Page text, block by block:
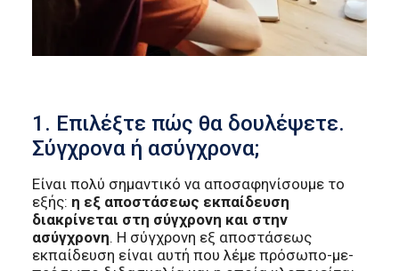
1. Επιλέξτε πώς θα δουλέψετε.
Σύγχρονα ή ασύγχρονα;
Είναι πολύ σημαντικό να αποσαφηνίσουμε το
εξής: η εξ αποστάσεως εκπαίδευση
διακρίνεται στη σύγχρονη και στην
ασύγχρονη. Η σύγχρονη εξ αποστάσεως
εκπαίδευση είναι αυτή που λέμε πρόσωπο-με-